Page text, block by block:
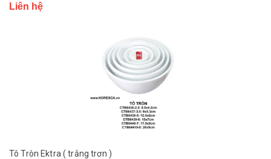
Liên hệ
Tô Tròn Ektra ( trắng trơn )